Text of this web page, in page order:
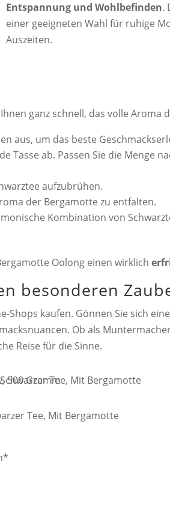
Entspannung und Wohlbefinden.
einer geeigneten Wahl für ruhige
Auszeiten.
ganz schnell, das volle Aroma
aus, um das beste
Tasse ab. Passen Sie die Menge
aufzubrühen.
der Bergamotte zu entfalten.
Kombination von
Oolong einen wirklich
besonderen
kaufen. Gönnen Sie sich
Ob als
Reise für die Sinne.
Tee, Mit Bergamotte